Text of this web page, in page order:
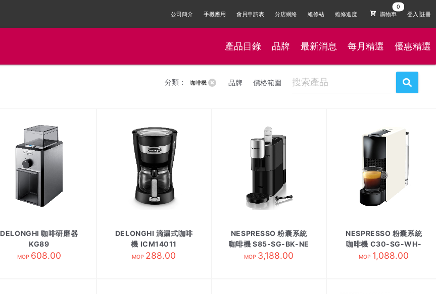
公司簡介 手機應用 會員申請表 分店網絡 維修站 維修進度 購物車 登入|註冊
產品目錄 品牌 最新消息 每月精選 優惠精選
分類： 咖啡機 品牌 價格範圍
DELONGHI 咖啡研磨器
KG89
MOP 608.00
DELONGHI 滴漏式咖啡
機 ICM14011
MOP 288.00
NESPRESSO 粉囊系統
咖啡機 S85-SG-BK-NE
MOP 3,188.00
NESPRESSO 粉囊系統
咖啡機 C30-SG-WH-
NE/2白
MOP 1,088.00